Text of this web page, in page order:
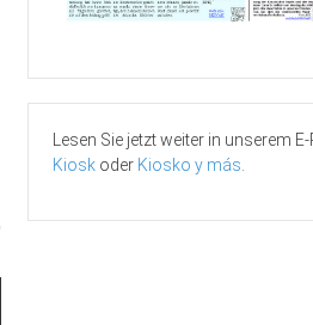
Lesen Sie jetzt weiter in unserem
Kiosk oder Kiosko y más